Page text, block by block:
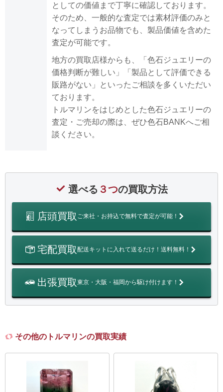
としての価値まで丁寧に確認しております。
そのため、一般的な査定では素材評価のみと
なってしまうお品物でも、製品価値を含めた
査定が可能です。
地方の買取店様からも、「色石ジュエリーの
価格判断が難しい」「製品として評価できる
販路がない」といったご相談を多くいただい
ております。
トルマリンをはじめとした色石ジュエリーの
査定・ご売却の際は、ぜひ色石BANKへご相
談ください。
選べる ３つの買取方法
店頭買取 ご来社・お持込で無料で査定が可能！
宅配買取配送キットに入れて送るだけ！送料無料！
出張買取東京・大阪・福岡から駆け付けます！
その他のトルマリンの買取実績